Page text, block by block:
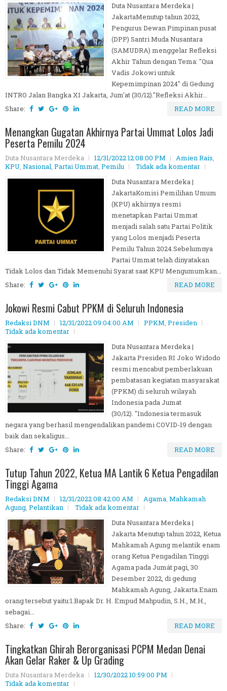
Duta Nusantara Merdeka |
JakartaMenutup tahun 2022,
Pengurus Dewan Pimpinan pusat
(DPP) Santri Muda Nusantara
(SAMUDRA) menggelar Refleksi
Akhir Tahun dengan Tema: "Qua
Vadis Jokowi untuk
Kepemimpinan 2024" di Gedung
INTRO Jalan Bangka XI Jakarta, Jum'at (30/12)."Refleksi Akhir...
Share:
READ MORE
Menangkan Gugatan Akhirnya Partai Ummat Lolos Jadi
Peserta Pemilu 2024
Duta Nusantara Merdeka 12/31/2022 12:08:00 PM Amien Rais,
KPU, Nasional, Partai Ummat, Pemilu
Tidak ada komentar
Duta Nusantara Merdeka |
JakartaKomisi Pemilihan Umum
(KPU) akhirnya resmi
menetapkan Partai Ummat
menjadi salah satu Partai Politik
yang Lolos menjadi Peserta
Pemilu Tahun 2024.Sebelumnya
Partai Ummat telah dinyatakan
Tidak Lolos dan Tidak Memenuhi Syarat saat KPU Mengumumkan...
Share:
READ MORE
Jokowi Resmi Cabut PPKM di Seluruh Indonesia
Redaksi DNM 12/31/2022 09:04:00 AM PPKM, Presiden
Tidak ada komentar
Duta Nusantara Merdeka |
Jakarta Presiden RI Joko Widodo
resmi mencabut pemberlakuan
pembatasan kegiatan masyarakat
(PPKM) di seluruh wilayah
Indonesia pada Jumat
(30/12). "Indonesia termasuk
negara yang berhasil mengendalikan pandemi COVID-19 dengan
baik dan sekaligus...
Share:
READ MORE
Tutup Tahun 2022, Ketua MA Lantik 6 Ketua Pengadilan
Tinggi Agama
Redaksi DNM 12/31/2022 08:42:00 AM Agama, Mahkamah
Agung, Pelantikan
Tidak ada komentar
Duta Nusantara Merdeka |
Jakarta Menutup tahun 2022, Ketua
Mahkamah Agung melantik enam
orang Ketua Pengadilan Tinggi
Agama pada Jumát pagi, 30
Desember 2022, di gedung
Mahkamah Agung, Jakarta.Enam
orang tersebut yaitu:1.Bapak Dr. H. Empud Mahpudin, S.H., M.H.,
sebagai...
Share:
READ MORE
Tingkatkan Ghirah Berorganisasi PCPM Medan Denai
Akan Gelar Raker & Up Grading
Duta Nusantara Merdeka
12/30/2022 10:59:00 PM
Tidak ada komentar